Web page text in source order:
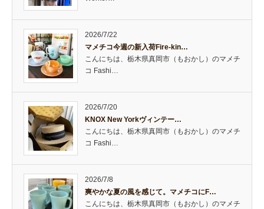
2026/7/22
マメチコ今週の新入荷Fire-kin…
こんにちは、栃木県真岡市（もおかし）のマメチ
コ Fashi…
2026/7/20
KNOX New Yorkヴィンテー…
こんにちは、栃木県真岡市（もおかし）のマメチ
コ Fashi…
2026/7/8
爽やかな夏の風を感じて。マメチコにF…
こんにちは、栃木県真岡市（もおかし）のマメチ